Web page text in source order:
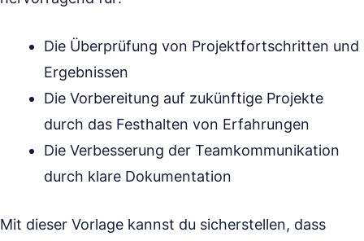
Die Überprüfung von Projektfortschritten und
Ergebnissen
Die Vorbereitung auf zukünftige Projekte
durch das Festhalten von Erfahrungen
Die Verbesserung der Teamkommunikation
durch klare Dokumentation
Mit dieser Vorlage kannst du sicherstellen, dass